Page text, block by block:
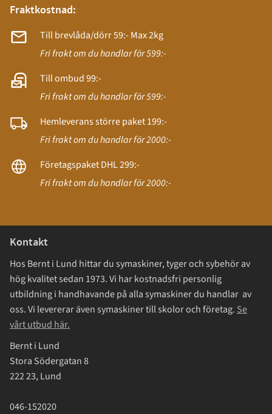
Fraktkostnad:
Till brevlåda/dörr 59:- Max 2kg
Fri frakt om du handlar för 599:-
Till ombud 99:-
Fri frakt om du handlar för 599:-
Hemleverans större paket 199:-
Fri frakt om du handlar för 2000:-
Företagspaket DHL 299:-
Fri frakt om du handlar för 2000:-
Kontakt
Hos Bernt i Lund hittar du symaskiner, tyger och sybehör av
hög kvalitet sedan 1973. Vi har kostnadsfri personlig
utbildning i handhavande på alla symaskiner du handlar av
oss. Vi levererar även symaskiner till skolor och företag. Se
vårt utbud här.
Bernt i Lund
Stora Södergatan 8
222 23, Lund
046-152020